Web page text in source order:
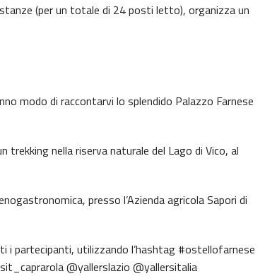
(per un totale di 24 posti letto), organizza un
modo di raccontarvi lo splendido Palazzo Farnese
trekking nella riserva naturale del Lago di Vico, al
presso l’Azienda agricola Sapori di
partecipanti, utilizzando l’hashtag #ostellofarnese
@yallerslazio @yallersitalia